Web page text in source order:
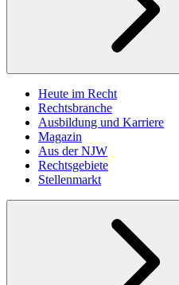
Heute im Recht
Rechtsbranche
Ausbildung und Karriere
Magazin
Aus der NJW
Rechtsgebiete
Stellenmarkt